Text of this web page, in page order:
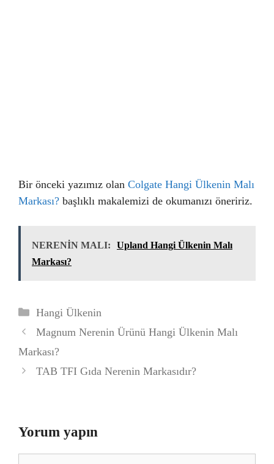
Bir önceki yazımız olan Colgate Hangi Ülkenin Malı
Markası? başlıklı makalemizi de okumanızı öneririz.
NERENİN MALI:
Upland Hangi Ülkenin Malı
Markası?
Kategoriler
Hangi Ülkenin
Magnum Nerenin Ürünü Hangi Ülkenin Malı
Markası?
TAB TFI Gıda Nerenin Markasıdır?
Yorum yapın